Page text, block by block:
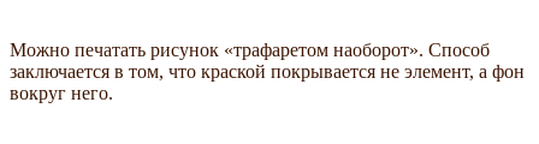
Можно печатать рисунок «трафаретом наоборот». Способ
заключается в том, что краской покрывается не элемент, а фон
вокруг него.